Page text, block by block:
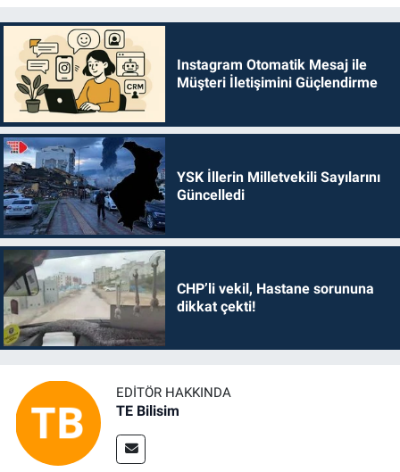
Instagram Otomatik Mesaj ile
Müşteri İletişimini Güçlendirme
YSK İllerin Milletvekili Sayılarını
Güncelledi
CHP’li vekil, Hastane sorununa
dikkat çekti!
EDITÖR HAKKINDA
TE Bilisim